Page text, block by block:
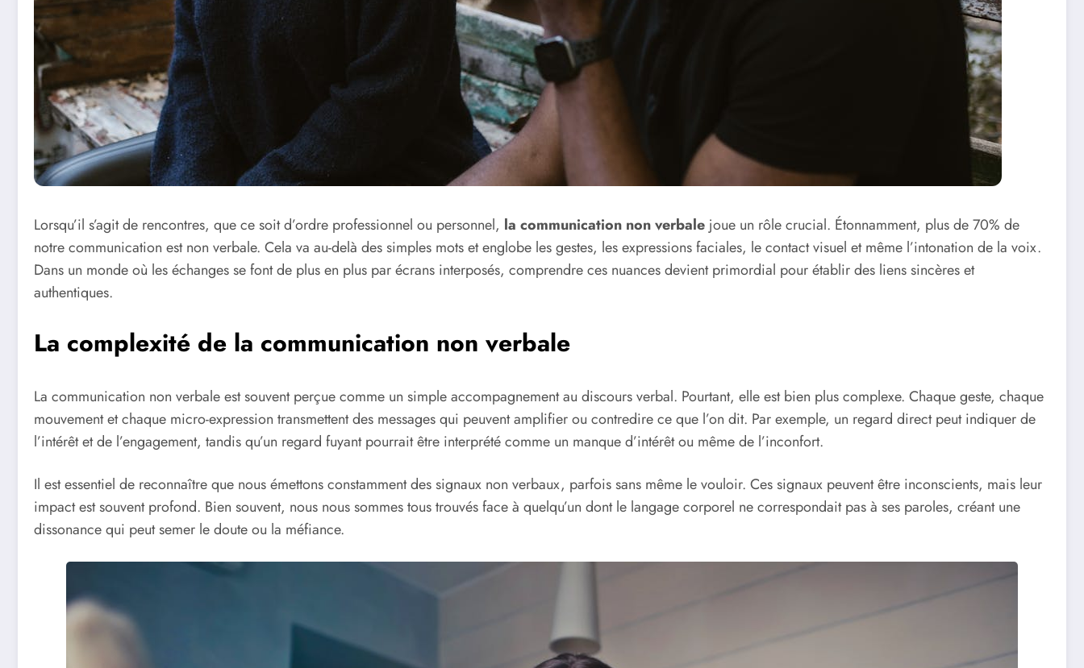
Lorsqu’il s’agit de rencontres, que ce soit d’ordre professionnel ou personnel, la communication non verbale joue un rôle crucial. Étonnamment, plus de 70% de
notre communication est non verbale. Cela va au-delà des simples mots et englobe les gestes, les expressions faciales, le contact visuel et même l’intonation de la voix.
Dans un monde où les échanges se font de plus en plus par écrans interposés, comprendre ces nuances devient primordial pour établir des liens sincères et
authentiques.
La complexité de la communication non verbale
La communication non verbale est souvent perçue comme un simple accompagnement au discours verbal. Pourtant, elle est bien plus complexe. Chaque geste, chaque
mouvement et chaque micro-expression transmettent des messages qui peuvent amplifier ou contredire ce que l’on dit. Par exemple, un regard direct peut indiquer de
l’intérêt et de l’engagement, tandis qu’un regard fuyant pourrait être interprété comme un manque d’intérêt ou même de l’inconfort.
Il est essentiel de reconnaître que nous émettons constamment des signaux non verbaux, parfois sans même le vouloir. Ces signaux peuvent être inconscients, mais leur
impact est souvent profond. Bien souvent, nous nous sommes tous trouvés face à quelqu’un dont le langage corporel ne correspondait pas à ses paroles, créant une
dissonance qui peut semer le doute ou la méfiance.